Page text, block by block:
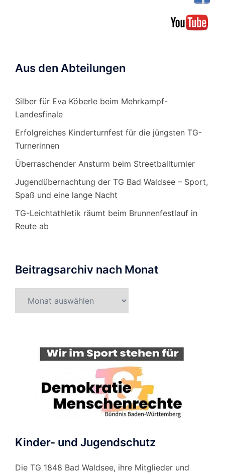
Aus den Abteilungen
Silber für Eva Köberle beim Mehrkampf-
Landesfinale
Erfolgreiches Kinderturnfest für die jüngsten TG-
Turnerinnen
Überraschender Ansturm beim Streetballturnier
Jugendübernachtung der TG Bad Waldsee – Sport,
Spaß und eine lange Nacht
TG-Leichtathletik räumt beim Brunnenfestlauf in
Reute ab
Beitragsarchiv nach Monat
nach
Kinder- und Jugendschutz
Die TG 1848 Bad Waldsee, ihre Mitglieder und